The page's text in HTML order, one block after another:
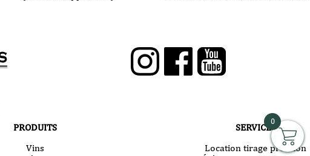
PRODUITS
Vins
SERVICES
Location tirage pression
0